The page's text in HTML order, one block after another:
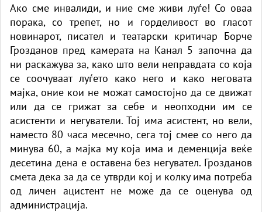
Ако сме инвалиди, и ние сме живи луѓе! Со оваа
порака, со трепет, но и горделивост во гласот
новинарот, писател и театарски критичар Борче
Грозданов пред камерата на Канал 5 започна да
ни раскажува за, како што вели неправдата со која
се соочуваат луѓето како него и како неговата
мајка, оние кои не можат самостојно да се движат
или да се грижат за себе и неопходни им се
асистенти и негуватели. Тој има асистент, но вели,
наместо 80 часа месечно, сега тој смее со него да
минува 60, а мајка му која има и деменција веќе
десетина дена е оставена без негувател. Грозданов
смета дека за да се утврди кој и колку има потреба
од личен ацистент не може да се оценува од
администрација.